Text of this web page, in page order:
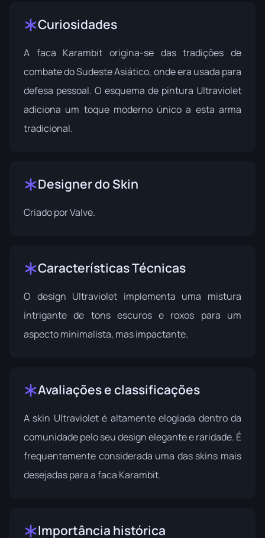
Curiosidades
A faca Karambit origina-se das tradições de
combate do Sudeste Asiático, onde era usada para
defesa pessoal. O esquema de pintura Ultraviolet
adiciona um toque moderno único a esta arma
tradicional.
Designer do Skin
Criado porValve.
Características Técnicas
O design Ultraviolet implementa uma mistura
intrigante de tons escuros e roxos para um
aspecto minimalista, mas impactante.
Avaliações e classificações
A skin Ultraviolet é altamente elogiada dentro da
comunidade pelo seu design elegante e raridade. É
frequentemente considerada uma das skins mais
desejadas para a faca Karambit.
Importância histórica